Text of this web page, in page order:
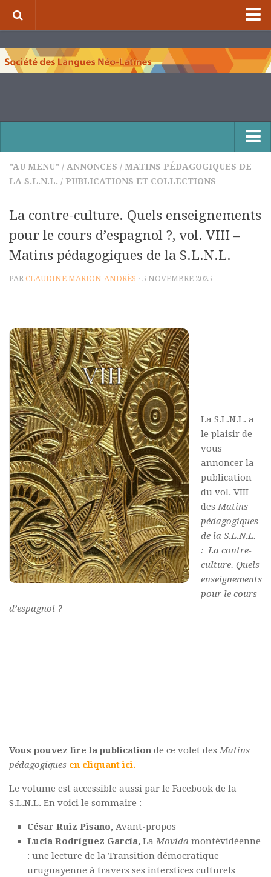
À propos de la S.L.N.L.
Nous contacter
Publications et collections
Numéros de la revue de la S.L.N.L.
Compléments à la revue de la S.L.N.L.
Cuadernos Literarios
Programmes
Rapports
Agrégation et Capes
CPGE
« Au menu »
Actualités
Annonces
Minutes de Fred
Vous abonner / commander un numéro
Vous abonner
Commander un numéro PDF
Commander un numéro papier
Pour publier / Normes
"AU MENU" / ANNONCES / MATINS PÉDAGOGIQUES DE
LA S.L.N.L. / PUBLICATIONS ET COLLECTIONS
La contre-culture. Quels enseignements
pour le cours d’espagnol ?, vol. VIII –
Matins pédagogiques de la S.L.N.L.
PAR CLAUDINE MARION-ANDRÈS · 5 NOVEMBRE 2025
La S.L.N.L. a
le plaisir de
vous
annoncer la
publication
du vol. VIII
desMatins
pédagogiques
de la S.L.N.L.
: La contre-
culture. Quels
enseignements
pour le cours
d’espagnol ?
Vous pouvez lire la publication de ce volet desMatins
pédagogiques en cliquant ici.
Le volume est accessible aussi par le Facebook de la
S.L.N.L. En voici le sommaire :
César Ruiz Pisano, Avant-propos
Lucía Rodríguez García, LaMovida montévidéenne
: une lecture de la Transition démocratique
uruguayenne à travers ses interstices culturels